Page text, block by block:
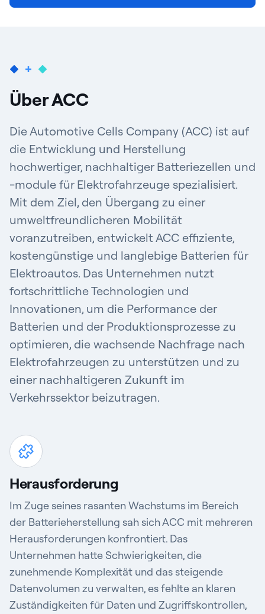
Über ACC
Die Automotive Cells Company (ACC) ist auf
die Entwicklung und Herstellung
hochwertiger, nachhaltiger Batteriezellen und
-module für Elektrofahrzeuge spezialisiert.
Mit dem Ziel, den Übergang zu einer
umweltfreundlicheren Mobilität
voranzutreiben, entwickelt ACC effiziente,
kostengünstige und langlebige Batterien für
Elektroautos. Das Unternehmen nutzt
fortschrittliche Technologien und
Innovationen, um die Performance der
Batterien und der Produktionsprozesse zu
optimieren, die wachsende Nachfrage nach
Elektrofahrzeugen zu unterstützen und zu
einer nachhaltigeren Zukunft im
Verkehrssektor beizutragen.
Herausforderung
Im Zuge seines rasanten Wachstums im Bereich
der Batterieherstellung sah sich ACC mit mehreren
Herausforderungen konfrontiert. Das
Unternehmen hatte Schwierigkeiten, die
zunehmende Komplexität und das steigende
Datenvolumen zu verwalten, es fehlte an klaren
Zuständigkeiten für Daten und Zugriffskontrollen,